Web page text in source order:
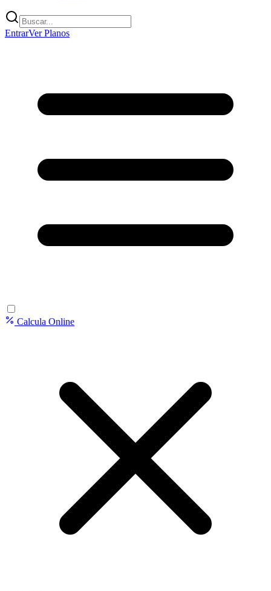
EntrarVer Planos
Calcula Online